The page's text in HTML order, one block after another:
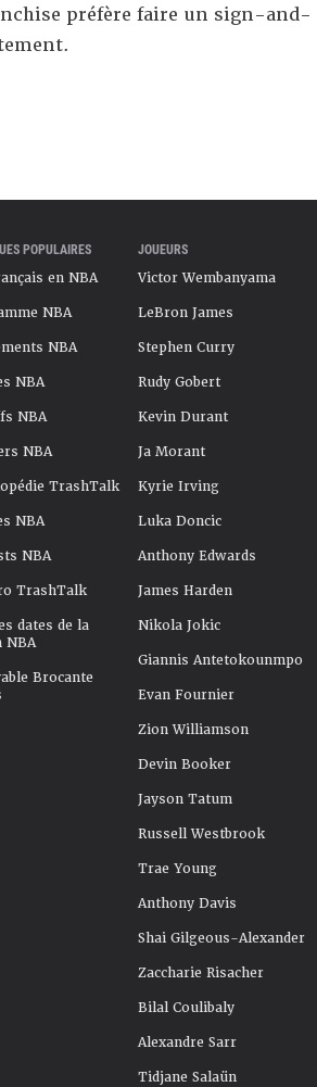
préfère faire un sign-and-
POPULAIRES
en NBA
NBA
NBA
NBA
NBA
NBA
TrashTalk
NBA
NBA
TrashTalk
dates de la
NBA
Brocante
JOUEURS
Victor Wembanyama
LeBron James
Stephen Curry
Rudy Gobert
Kevin Durant
Ja Morant
Kyrie Irving
Luka Doncic
Anthony Edwards
James Harden
Nikola Jokic
Giannis Antetokounmpo
Evan Fournier
Zion Williamson
Devin Booker
Jayson Tatum
Russell Westbrook
Trae Young
Anthony Davis
Shai Gilgeous-Alexander
Zaccharie Risacher
Bilal Coulibaly
Alexandre Sarr
Tidjane Salaün